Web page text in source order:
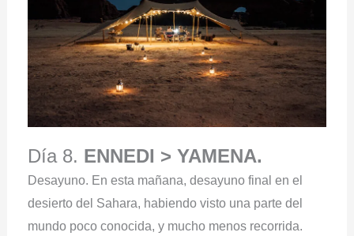
Día 8. ENNEDI > YAMENA.
Desayuno. En esta mañana, desayuno final en el
desierto del Sahara, habiendo visto una parte del
mundo poco conocida, y mucho menos recorrida.